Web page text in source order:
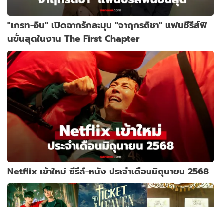
"เกรท-อิน" เปิดฉากรักละมุน "จาฤกรติชา" แฟนซีรีส์ฟิ
นขั้นสุดในงาน The First Chapter
Netflix เข้าใหม่ ซีรีส์-หนัง ประจำเดือนมิถุนายน 2568